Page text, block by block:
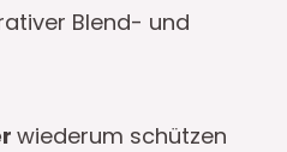
Blend- und
wiederum schützen